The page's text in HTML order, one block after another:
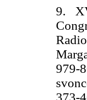
9.
373-